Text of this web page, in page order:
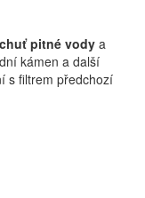
pitné vody a
kámen a další
s filtrem předchozí